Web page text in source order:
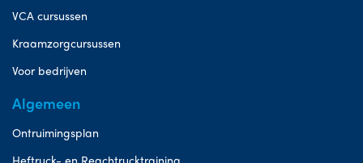
VCA cursussen
Kraamzorgcursussen
Voor bedrijven
Algemeen
Ontruimingsplan
Heftruck- en Reachtrucktraining